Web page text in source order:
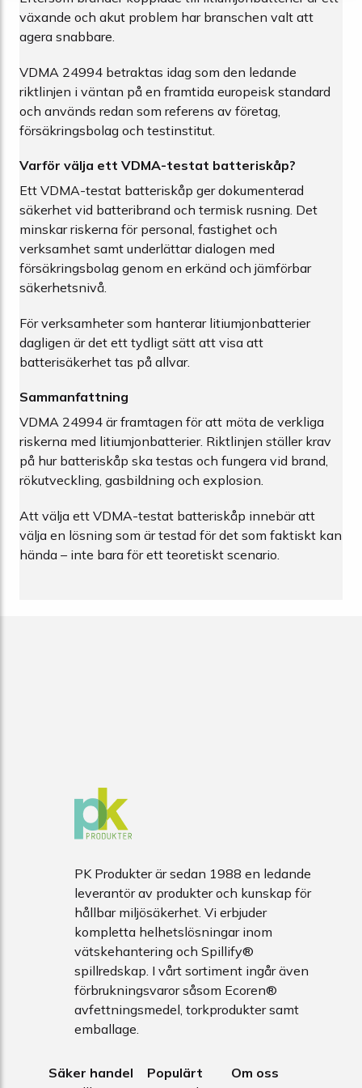
växande och akut problem har branschen valt att
agera snabbare.
VDMA 24994 betraktas idag som den ledande
riktlinjen i väntan på en framtida europeisk standard
och används redan som referens av företag,
försäkringsbolag och testinstitut.
Varför välja ett VDMA-testat batteriskåp?
Ett VDMA-testat batteriskåp ger dokumenterad
säkerhet vid batteribrand och termisk rusning. Det
minskar riskerna för personal, fastighet och
verksamhet samt underlättar dialogen med
försäkringsbolag genom en erkänd och jämförbar
säkerhetsnivå.
För verksamheter som hanterar litiumjonbatterier
dagligen är det ett tydligt sätt att visa att
batterisäkerhet tas på allvar.
Sammanfattning
VDMA 24994 är framtagen för att möta de verkliga
riskerna med litiumjonbatterier. Riktlinjen ställer krav
på hur batteriskåp ska testas och fungera vid brand,
rökutveckling, gasbildning och explosion.
Att välja ett VDMA-testat batteriskåp innebär att
välja en lösning som är testad för det som faktiskt kan
hända – inte bara för ett teoretiskt scenario.
PK Produkter är sedan 1988 en ledande
leverantör av produkter och kunskap för
hållbar miljösäkerhet. Vi erbjuder
kompletta helhetslösningar inom
vätskehantering och Spillify®
spillredskap. I vårt sortiment ingår även
förbrukningsvaror såsom Ecoren®
avfettningsmedel, torkprodukter samt
emballage.
Säker handel
Populärt
Om oss